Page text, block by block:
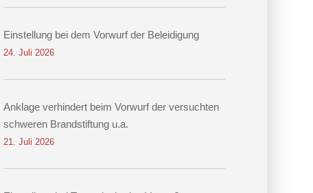
Einstellung bei dem Vorwurf der Beleidigung
24. Juli 2026
Anklage verhindert beim Vorwurf der versuchten
schweren Brandstiftung u.a.
21. Juli 2026